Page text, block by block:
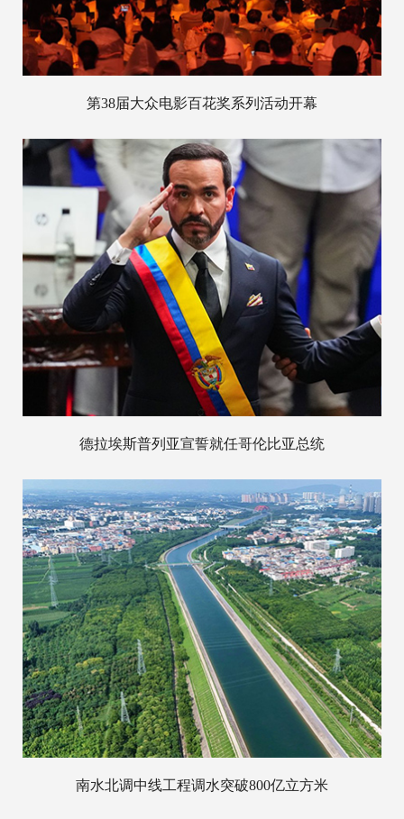
第38届大众电影百花奖系列活动开幕
德拉埃斯普列亚宣誓就任哥伦比亚总统
南水北调中线工程调水突破800亿立方米